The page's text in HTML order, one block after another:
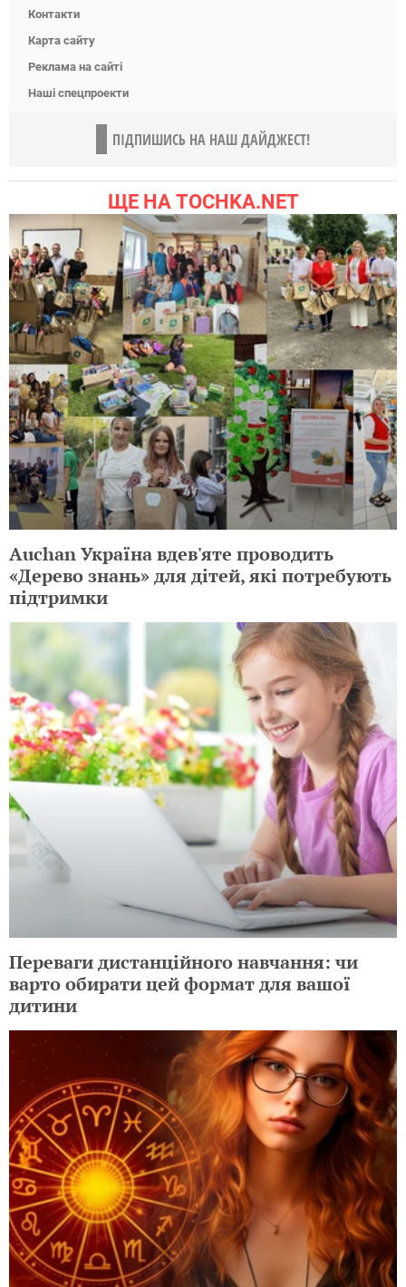
Контакти
Карта сайту
Реклама на сайті
Наші спецпроекти
ПІДПИШИСЬ НА НАШ ДАЙДЖЕСТ!
ЩЕ НА TOCHKA.NET
Auchan Україна вдев'яте проводить
«Дерево знань» для дітей, які потребують
підтримки
Переваги дистанційного навчання: чи
варто обирати цей формат для вашої
дитини